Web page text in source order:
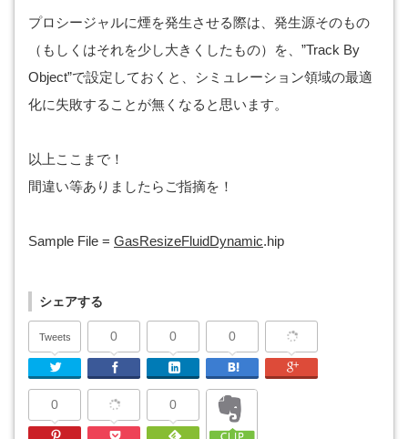
プロシージャルに煙を発生させる際は、発生源そのもの
（もしくはそれを少し大きくしたもの）を、”Track By
Object”で設定しておくと、シミュレーション領域の最適
化に失敗することが無くなると思います。
以上ここまで！
間違い等ありましたらご指摘を！
Sample File = GasResizeFluidDynamic.hip
シェアする
Tweets
Twitter
0
Facebook
0
Linkedin
0
はてなブックマーク
0
Pinterest Pocket
0
Feedly